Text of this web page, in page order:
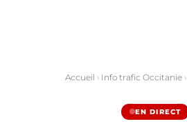
Accueil › Info trafic Occitanie›
EN DIRECT